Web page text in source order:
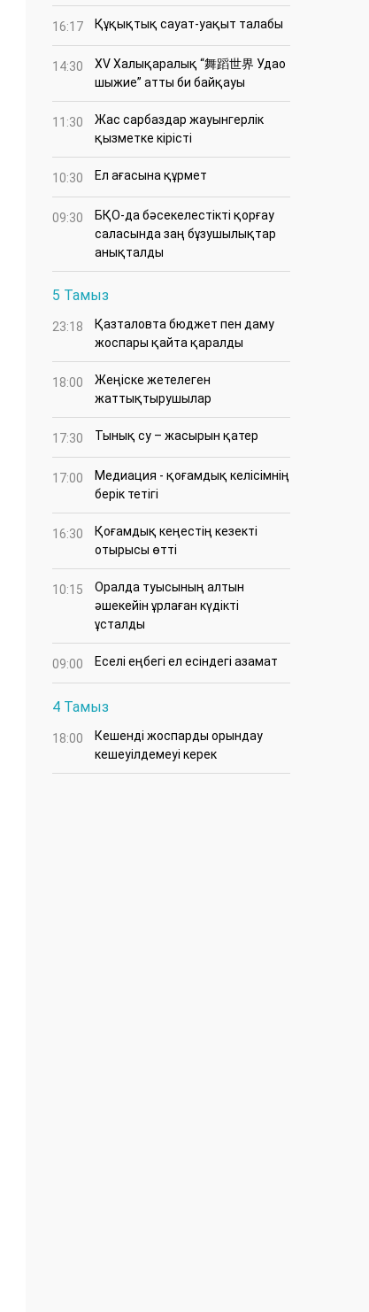
16:17 Құқықтық сауат-уақыт талабы
14:30
XV Халықаралық “舞蹈世界 Удао
шыжие” атты би байқауы
11:30
Жас сарбаздар жауынгерлік
қызметке кірісті
10:30 Ел ағасына құрмет
09:30
БҚО-да бәсекелестікті қорғау
саласында заң бұзушылықтар
анықталды
5 Тамыз
23:18
Қазталовта бюджет пен даму
жоспары қайта қаралды
18:00
Жеңіске жетелеген
жаттықтырушылар
17:30 Тынық су – жасырын қатер
17:00
Медиация - қоғамдық келісімнің
берік тетігі
16:30
Қоғамдық кеңестің кезекті
отырысы өтті
10:15
Оралда туысының алтын
әшекейін ұрлаған күдікті
ұсталды
09:00 Еселі еңбегі ел есіндегі азамат
4 Тамыз
18:00
Кешенді жоспарды орындау
кешеуілдемеуі керек